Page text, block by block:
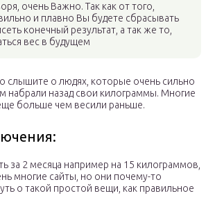
очень Важно. Так как от того,
и плавно Вы будете сбрасывать
конечный результат, а так же то,
вес в будущем
слышите о людях, которые очень сильно
набрали назад свои килограммы. Многие
больше чем весили раньше.
за 2 месяца например на 15 килограммов,
многие сайты, но они почему-то
о такой простой вещи, как правильное